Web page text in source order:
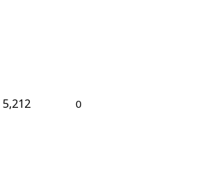
0
5,212